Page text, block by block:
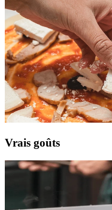
Vrais goûts